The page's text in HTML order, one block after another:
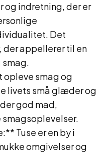
og indretning, der er
Det
appellerer til en
smag.
smag og
livets små glæder og
god mad,
Tuse er en by i
omgivelser og